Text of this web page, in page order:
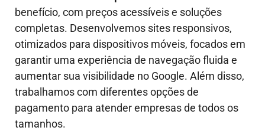
benefício, com preços acessíveis e soluções
completas. Desenvolvemos sites responsivos,
otimizados para dispositivos móveis, focados em
garantir uma experiência de navegação fluida e
aumentar sua visibilidade no Google. Além disso,
trabalhamos com diferentes opções de
pagamento para atender empresas de todos os
tamanhos.